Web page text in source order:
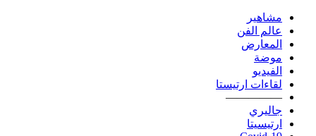
مشاهير
عالم الفن
المعارض
موضة
الفيديو
لقاءات ارتيستا
—————
جاليري
ارتيسيتا